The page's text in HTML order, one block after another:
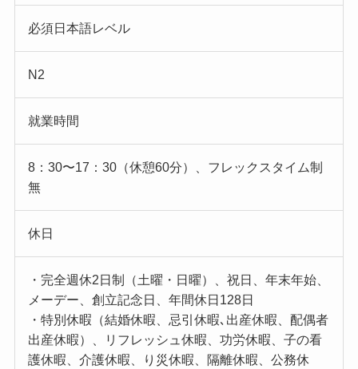
必須日本語レベル
N2
就業時間
8：30〜17：30（休憩60分）、フレックスタイム制
無
休日
・完全週休2日制（土曜・日曜）、祝日、年末年始、
メーデー、創立記念日、年間休日128日
・特別休暇（結婚休暇、忌引休暇､出産休暇、配偶者
出産休暇）、リフレッシュ休暇、功労休暇、子の看
護休暇、介護休暇、り災休暇、隔離休暇、公務休